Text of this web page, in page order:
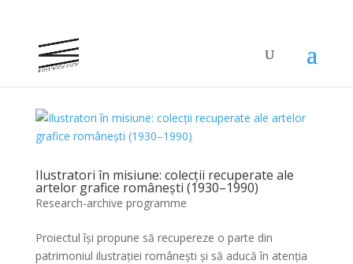
Ilustratori în misiune: colecții recuperate ale
artelor grafice românești (1930–1990)
Research-archive programme
Proiectul își propune să recupereze o parte din
patrimoniul ilustrației românești și să aducă în atenția